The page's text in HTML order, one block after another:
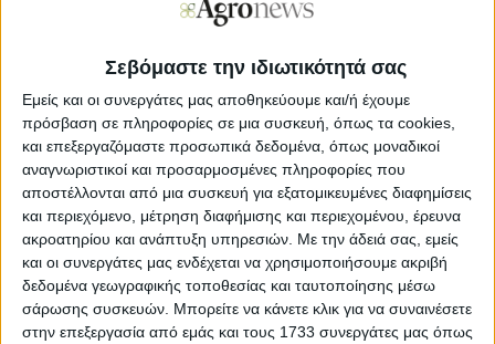
Σεβόμαστε την ιδιωτικότητά σας
Εμείς και οι συνεργάτες μας αποθηκεύουμε και/ή έχουμε
πρόσβαση σε πληροφορίες σε μια συσκευή, όπως τα cookies,
και επεξεργαζόμαστε προσωπικά δεδομένα, όπως μοναδικοί
αναγνωριστικοί και προσαρμοσμένες πληροφορίες που
αποστέλλονται από μια συσκευή για εξατομικευμένες διαφημίσεις
και περιεχόμενο, μέτρηση διαφήμισης και περιεχομένου, έρευνα
ακροατηρίου και ανάπτυξη υπηρεσιών. Με την άδειά σας, εμείς
και οι συνεργάτες μας ενδέχεται να χρησιμοποιήσουμε ακριβή
δεδομένα γεωγραφικής τοποθεσίας και ταυτοποίησης μέσω
σάρωσης συσκευών. Μπορείτε να κάνετε κλικ για να συναινέσετε
στην επεξεργασία από εμάς και τους 1733 συνεργάτες μας όπως